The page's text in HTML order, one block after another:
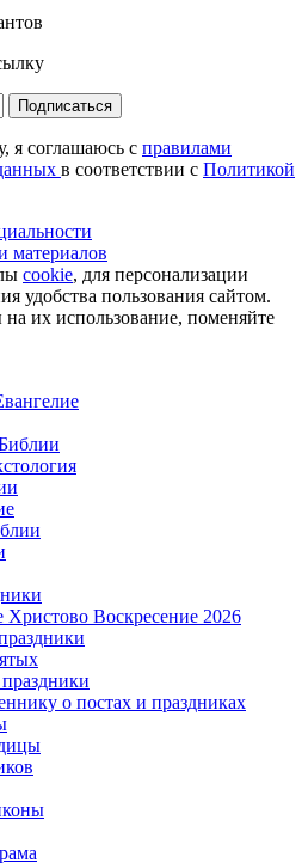
Подписаться
я соглашаюсь с правилами
в соответствии с Политикой
материалов
cookie, для персонализации
удобства пользования сайтом.
их использование, поменяйте
Христово Воскресение 2026
о постах и праздниках